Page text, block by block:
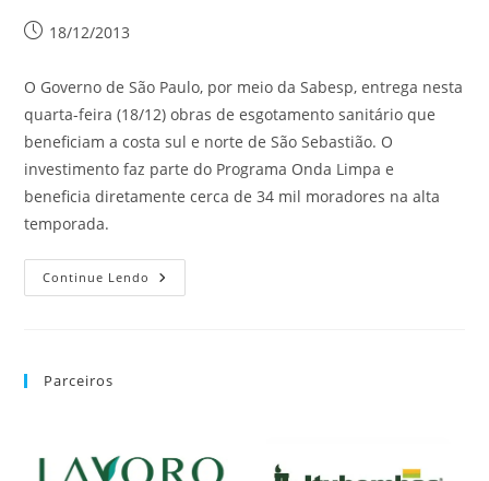
18/12/2013
O Governo de São Paulo, por meio da Sabesp, entrega nesta
quarta-feira (18/12) obras de esgotamento sanitário que
beneficiam a costa sul e norte de São Sebastião. O
investimento faz parte do Programa Onda Limpa e
beneficia diretamente cerca de 34 mil moradores na alta
temporada.
Continue Lendo
Parceiros